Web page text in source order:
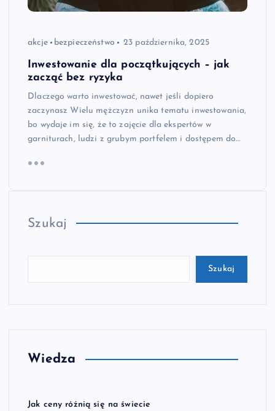
akcje bezpieczeństwo 23 października, 2025
Inwestowanie dla początkujących – jak
zacząć bez ryzyka
Dlaczego warto inwestować, nawet jeśli dopiero
zaczynasz Wielu mężczyzn unika tematu inwestowania,
bo wydaje im się, że to zajęcie dla ekspertów w
garniturach, ludzi z grubym portfelem i dostępem do…
Szukaj
Szukaj
Wiedza
Jak ceny różnią się na świecie